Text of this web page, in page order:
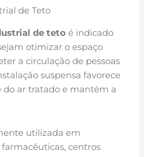
de Teto
de teto é indicado
otimizar o espaço
a circulação de pessoas
suspensa favorece
ar tratado e mantém a
utilizada em
centros